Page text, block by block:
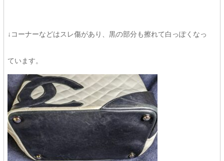
↓コーナーなどはスレ傷があり、黒の部分も擦れて白っぽくなっ
ています。